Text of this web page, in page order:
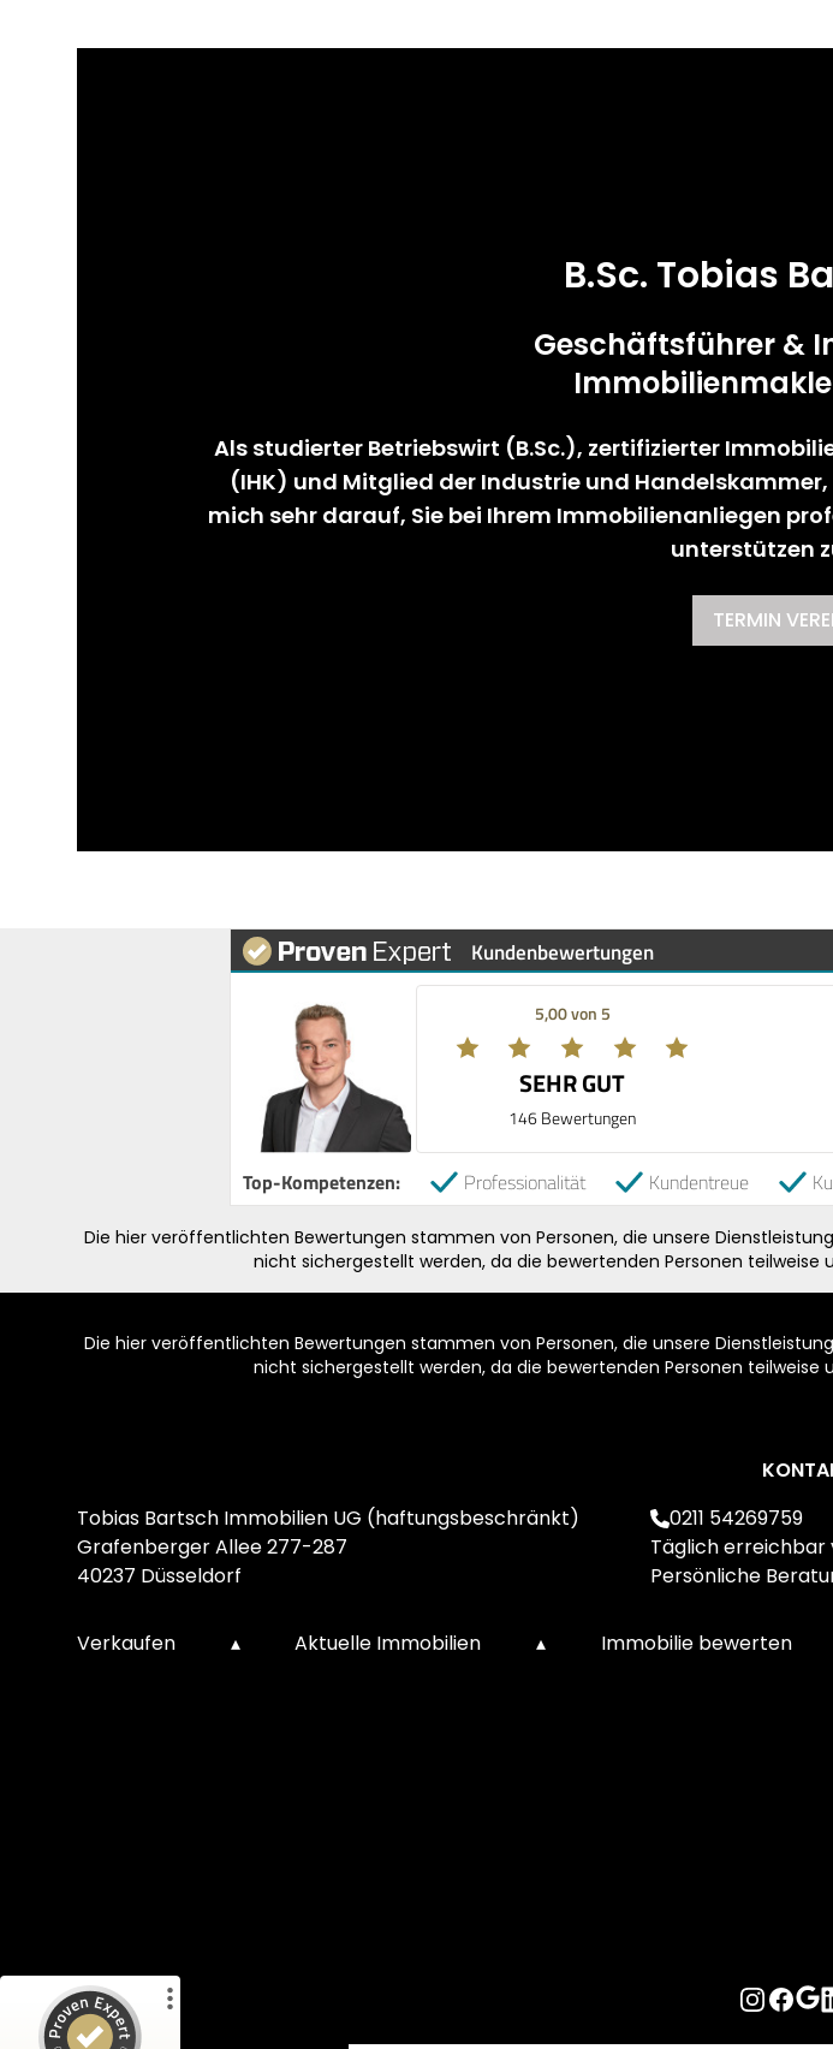
B.Sc. Tobias
Geschäftsführer &
Als studierter Betriebswirt (B.Sc.), zertifizierter
(IHK) und Mitglied der Industrie und Handelskammer,
mich sehr darauf, Sie bei Ihrem Immobilienanliegen
unterstützen
TERMIN
Kundenbewertungen
5,00 von 5
SEHR GUT
146 Bewertungen
Top-Kompetenzen: Professionalität Kundentreue
Die hier veröffentlichten Bewertungen stammen von Personen, die unsere
nicht sichergestellt werden, da die bewertenden Personen
Die hier veröffentlichten Bewertungen stammen von Personen, die unsere
nicht sichergestellt werden, da die bewertenden Personen
Tobias Bartsch Immobilien UG (haftungsbeschränkt)
Grafenberger Allee 277-287
40237 Düsseldorf
0211 54269759
Täglich erreichbar
Persönliche
Verkaufen ▴ Aktuelle Immobilien ▴ Immobilie bewerten
78
Bewertungen von
anderen Quelle